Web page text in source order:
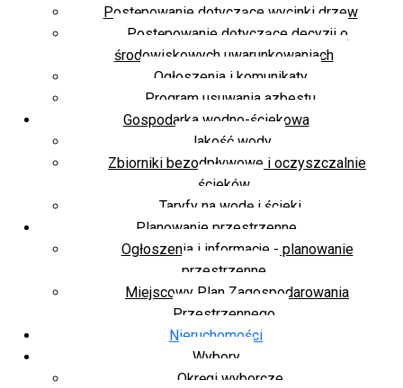
Postępowanie dotyczące wycinki drzew
Postępowanie dotyczące decyzji o
środowiskowych uwarunkowaniach
Ogłoszenia i komunikaty
Program usuwania azbestu
Gospodarka wodno-ściekowa
Jakość wody
Zbiorniki bezodpływowe i oczyszczalnie
ścieków
Taryfy na wodę i ścieki
Planowanie przestrzenne
Ogłoszenia i informacje - planowanie
przestrzenne
Miejscowy Plan Zagospodarowania
Przestrzennego
Nieruchomości
Wybory
Okręgi wyborcze